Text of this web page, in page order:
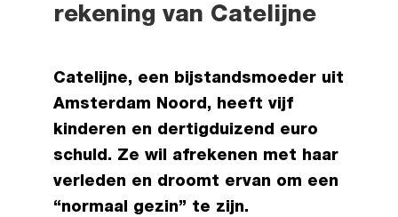
rekening van Catelijne
Catelijne, een bijstandsmoeder uit
Amsterdam Noord, heeft vijf
kinderen en dertigduizend euro
schuld. Ze wil afrekenen met haar
verleden en droomt ervan om een
“normaal gezin” te zijn.